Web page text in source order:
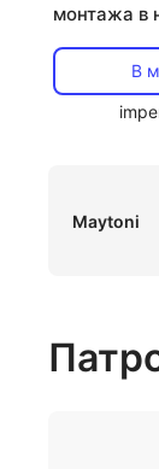
монтажа в
CLT 0.212
В
Maytoni